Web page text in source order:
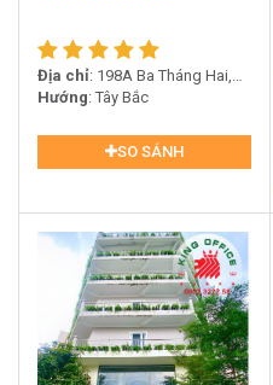
Địa chỉ: 198A Ba Tháng Hai,
Phường 12, Quận 10
Hướng : Tây Bắc
SO SÁNH